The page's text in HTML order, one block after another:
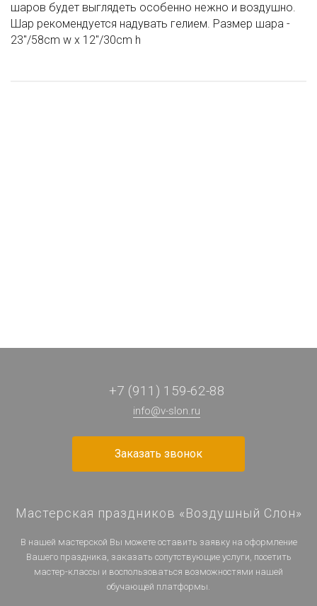
шаров будет выглядеть особенно нежно и воздушно.
Шар рекомендуется надувать гелием. Размер шара -
23"/58cm w x 12"/30cm h
+7 (911) 159-62-88
info@v-slon.ru
Заказать звонок
Мастерская праздников «Воздушный Слон»
В нашей мастерской Вы можете оставить заявку на оформление
Вашего праздника, заказать сопутствующие услуги, посетить
мастер-классы и воспользоваться возможностями нашей
обучающей платформы.